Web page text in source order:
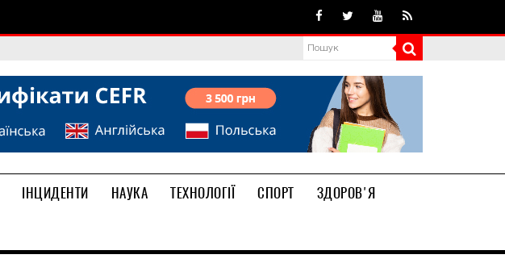
ІНЦИДЕНТИ НАУКА ТЕХНОЛОГІЇ СПОРТ
ЗДОРОВ'Я